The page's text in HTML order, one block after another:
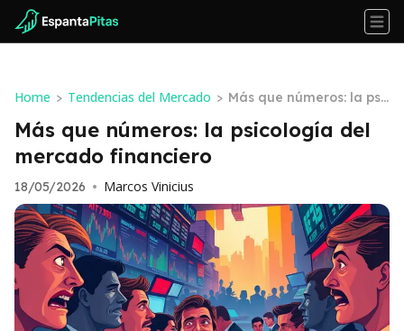
Home > Tendencias del Mercado > Más que números: la psi
cología del mercado fin
anciero
Más que números: la psicología del
mercado financiero
18/05/2026 • Marcos Vinicius